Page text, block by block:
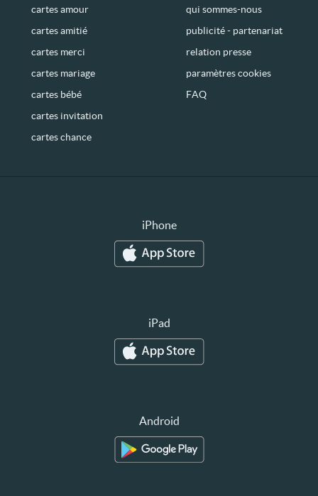
cartes amour
cartes amitié
cartes merci
cartes mariage
cartes bébé
cartes invitation
cartes chance
qui sommes-nous
publicité - partenariat
relation presse
paramètres cookies
FAQ
iPhone
iPad
Android